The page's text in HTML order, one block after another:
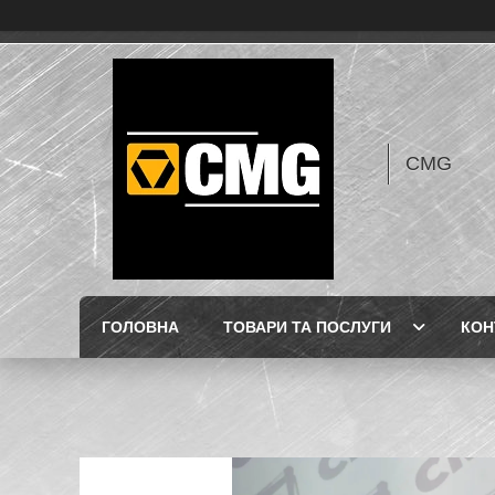
CMG
ГОЛОВНА ТОВАРИ ТА ПОСЛУГИ